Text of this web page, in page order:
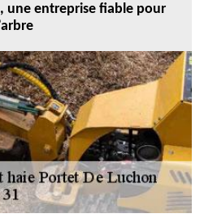
une entreprise fiable pour